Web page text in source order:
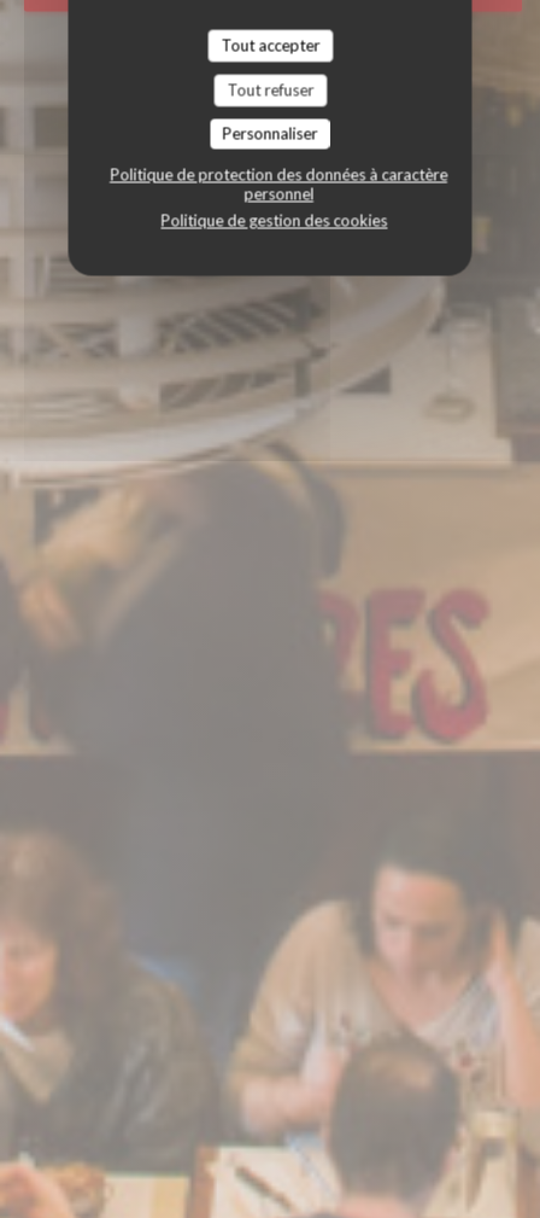
Tout accepter
Tout refuser
Personnaliser
Politique de protection des données à caractère
personnel
Politique de gestion des cookies